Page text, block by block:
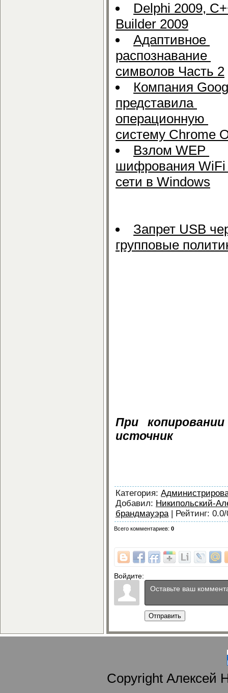
Delphi 2009,
Builder 2009
Адаптивное
распознавание
символов Часть 2
Компания
представила
операционную
систему Chrome
Взлом WEP
шифрования WiFi
сети в Windows
Запрет USB
групповые
При
источник
Категория:
Добавил: Никипольский-
брандмауэра | Рейтинг: 0.0/
Всего комментариев: 0
Войдите:
Отправить
Copyright Алексей